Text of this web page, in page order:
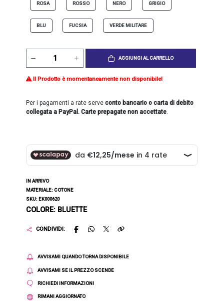
ROSA ROSSO NERO GRIGIO
BLU FUCSIA VERDE MILITARE
AGGIUNGI AL CARRELLO
Il Prodotto è momentaneamente non disponibile!
Per i pagamenti a rate serveconto bancario o carta di debito
collegata a PayPal. Carte prepagate non accettate.
IN ARRIVO
MATERIALE: COTONE
SKU: EK000620
COLORE: BLUETTE
CONDIVIDI:
AVVISAMI QUANDO TORNA DISPONIBILE
AVVISAMI SE IL PREZZO SCENDE
RICHIEDI INFORMAZIONI
RIMANI AGGIORNATO